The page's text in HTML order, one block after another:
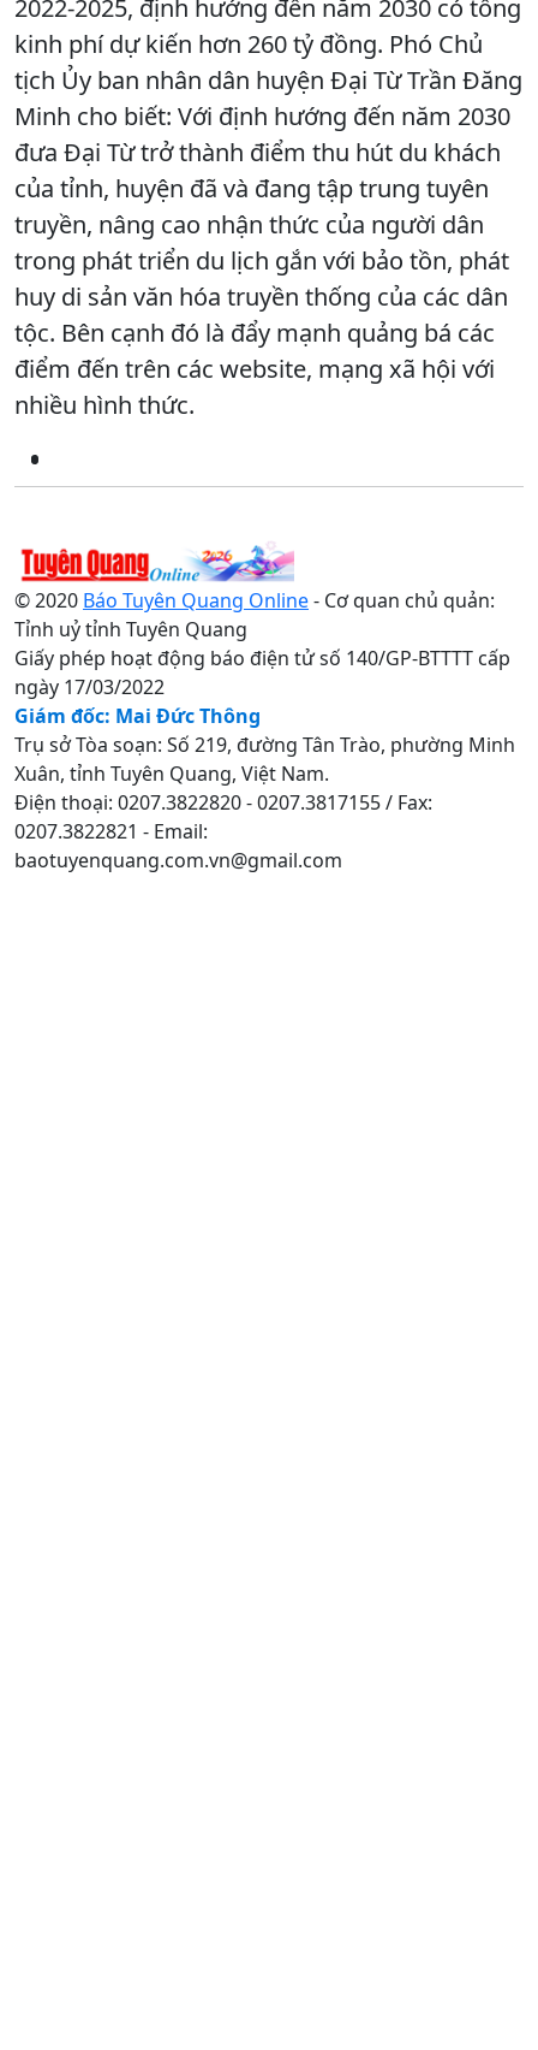
2022-2025, định hướng đến năm 2030 có tổng
kinh phí dự kiến hơn 260 tỷ đồng. Phó Chủ
tịch Ủy ban nhân dân huyện Đại Từ Trần Đăng
Minh cho biết: Với định hướng đến năm 2030
đưa Đại Từ trở thành điểm thu hút du khách
của tỉnh, huyện đã và đang tập trung tuyên
truyền, nâng cao nhận thức của người dân
trong phát triển du lịch gắn với bảo tồn, phát
huy di sản văn hóa truyền thống của các dân
tộc. Bên cạnh đó là đẩy mạnh quảng bá các
điểm đến trên các website, mạng xã hội với
nhiều hình thức.
© 2020 Báo Tuyên Quang Online- Cơ quan chủ quản:
Tỉnh uỷ tỉnh Tuyên Quang
Giấy phép hoạt động báo điện tử số 140/GP-BTTTT cấp
ngày 17/03/2022
Giám đốc: Mai Đức Thông
Trụ sở Tòa soạn: Số 219, đường Tân Trào, phường Minh
Xuân, tỉnh Tuyên Quang, Việt Nam.
Điện thoại: 0207.3822820 - 0207.3817155 / Fax:
0207.3822821 - Email:
baotuyenquang.com.vn@gmail.com